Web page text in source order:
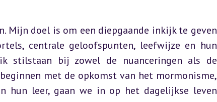
Mijn doel is om een diepgaande inkijk te geven
centrale geloofspunten, leefwijze en hun
stilstaan bij zowel de nuanceringen als de
met de opkomst van het mormonisme,
hun leer, gaan we in op het dagelijkse leven